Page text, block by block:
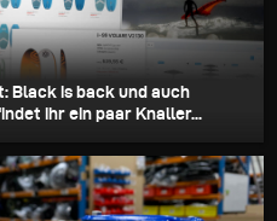
Black is back und auch
ihr ein paar Knaller...